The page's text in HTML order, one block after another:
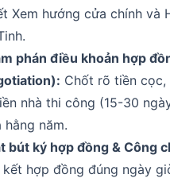
Xem hướng cửa chính và
.
phán điều khoản hợp
Chốt rõ tiền cọc,
nhà thi công (15-30
năm.
bút ký hợp đồng & Công
kết hợp đồng đúng ngày